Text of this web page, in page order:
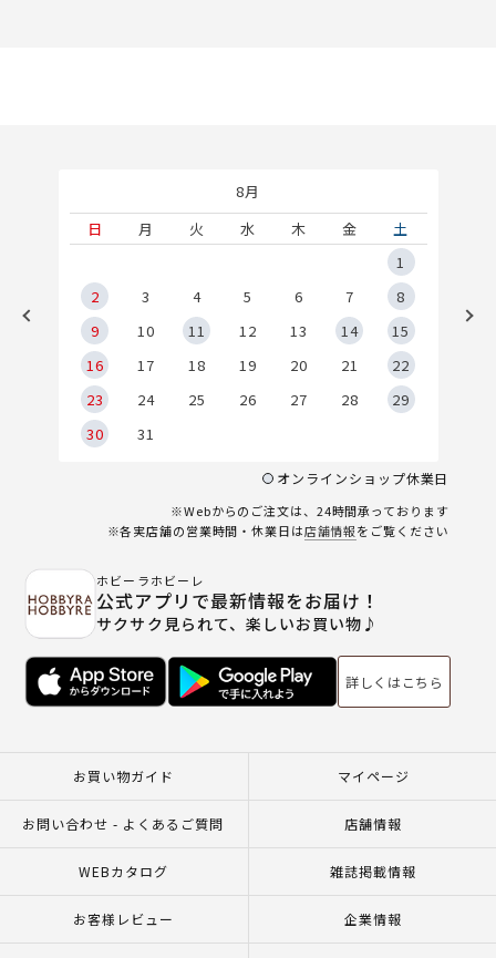
8月
日
月 火 水 木 金
土
1
2
3 4 5 6 7
8
9
10 11 12 13 14
15
16
17 18 19 20 21
22
23
24 25 26 27 28
29
30
31
オンラインショップ休業日
※Webからのご注文は、24時間承っております
※各実店舗の営業時間・休業日は店舗情報をご覧ください
ホビーラホビーレ
公式アプリで最新情報をお届け！
サクサク見られて、楽しいお買い物♪
詳しくはこちら
お買い物ガイド マイページ
お問い合わせ - よくあるご質問 店舗情報
WEBカタログ 雑誌掲載情報
お客様レビュー 企業情報